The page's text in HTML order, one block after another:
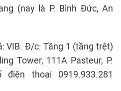
(nay là P. Bình Đức, An
VIB. Đ/c: Tầng 1 (tầng trệt)
Tower, 111A Pasteur, P.
điện thoại 0919.933.281